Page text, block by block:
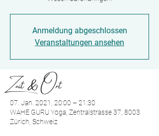
Anmeldung abgeschlossen
Veranstaltungen ansehen
Zeit & Ort
07. Jan. 2021, 20:00 – 21:30
WAHE GURU Yoga, Zentralstrasse 37, 8003
Zürich, Schweiz